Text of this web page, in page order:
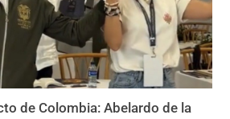
de Colombia: Abelardo de la